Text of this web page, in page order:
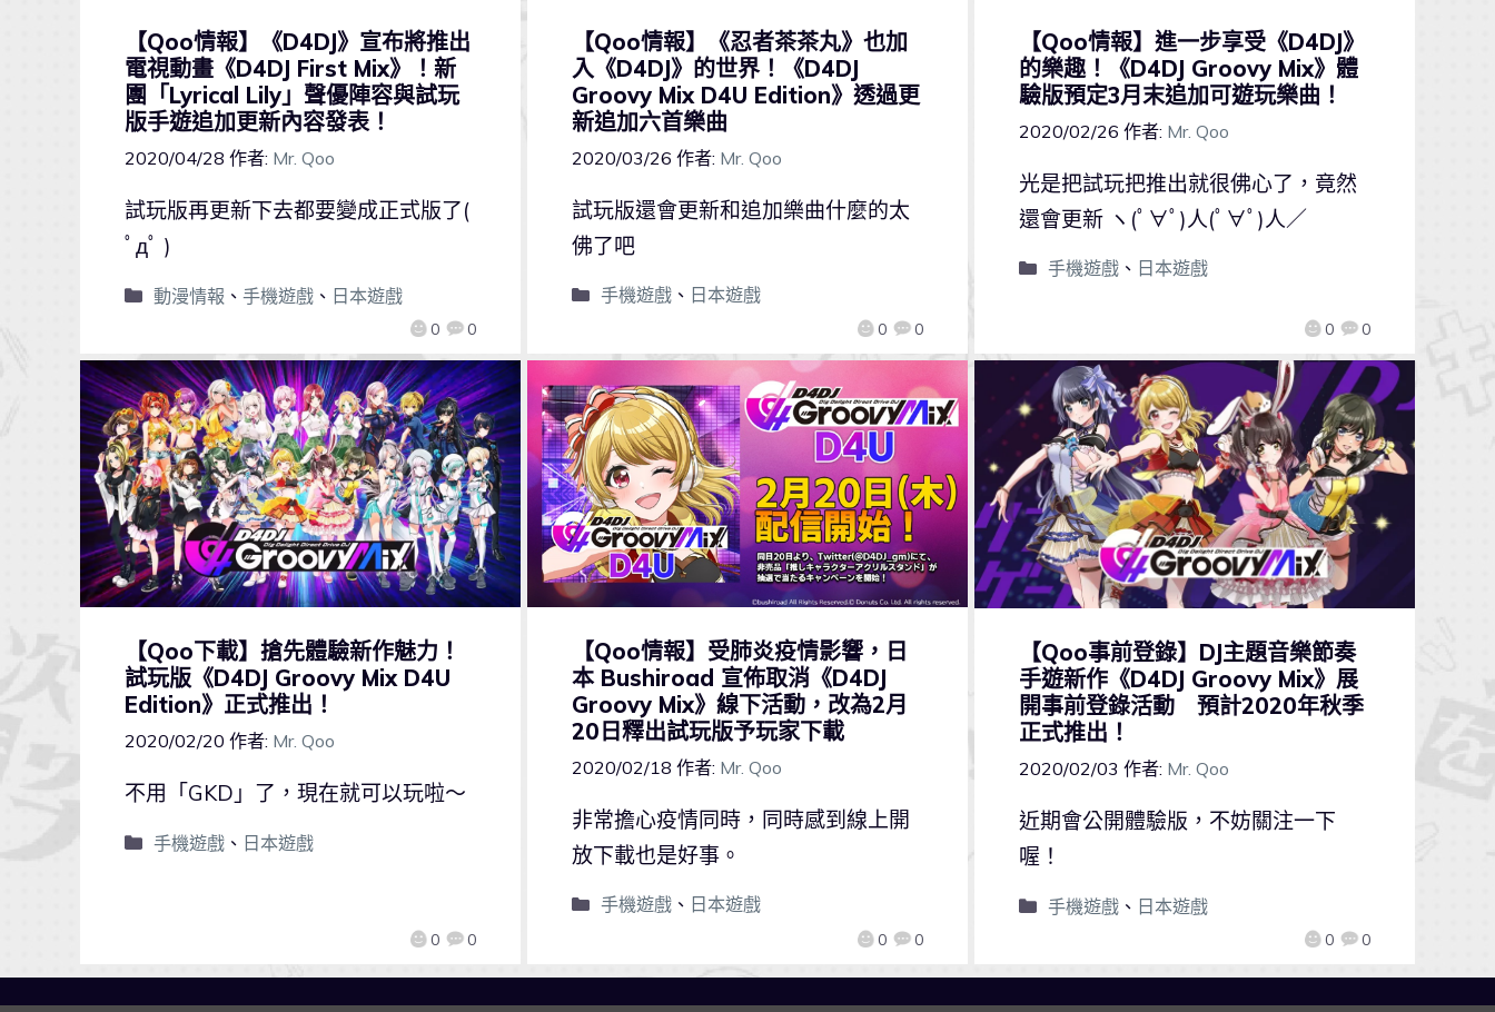
【Qoo情報】《D4DJ》宣布將推出
電視動畫《D4DJ First Mix》！新
團「Lyrical Lily」聲優陣容與試玩
版手遊追加更新內容發表！
2020/04/28 作者: Mr. Qoo
0 0
試玩版再更新下去都要變成正式版了(
ﾟдﾟ )
動漫情報 、 手機遊戲、 日本遊戲
【Qoo情報】《忍者茶茶丸》也加
入《D4DJ》的世界！《D4DJ
Groovy Mix D4U Edition》透過更
新追加六首樂曲
2020/03/26 作者: Mr. Qoo
0 0
試玩版還會更新和追加樂曲什麼的太
佛了吧
手機遊戲、 日本遊戲
【Qoo情報】進一步享受《D4DJ》
的樂趣！《D4DJ Groovy Mix》體
驗版預定3月末追加可遊玩樂曲！
2020/02/26 作者: Mr. Qoo
0 0
光是把試玩把推出就很佛心了，竟然
還會更新 ヽ(ﾟ∀ﾟ)人(ﾟ∀ﾟ)人／
手機遊戲、 日本遊戲
【Qoo下載】搶先體驗新作魅力！
試玩版《D4DJ Groovy Mix D4U
Edition》正式推出！
2020/02/20 作者: Mr. Qoo
0 0
不用「GKD」了，現在就可以玩啦～
手機遊戲、 日本遊戲
【Qoo情報】受肺炎疫情影響，日
本 Bushiroad 宣佈取消《D4DJ
Groovy Mix》線下活動，改為2月
20日釋出試玩版予玩家下載
2020/02/18 作者: Mr. Qoo
0 0
非常擔心疫情同時，同時感到線上開
放下載也是好事。
手機遊戲、 日本遊戲
【Qoo事前登錄】DJ主題音樂節奏
手遊新作《D4DJ Groovy Mix》展
開事前登錄活動 預計2020年秋季
正式推出！
2020/02/03 作者: Mr. Qoo
0 0
近期會公開體驗版，不妨關注一下
喔！
手機遊戲、 日本遊戲